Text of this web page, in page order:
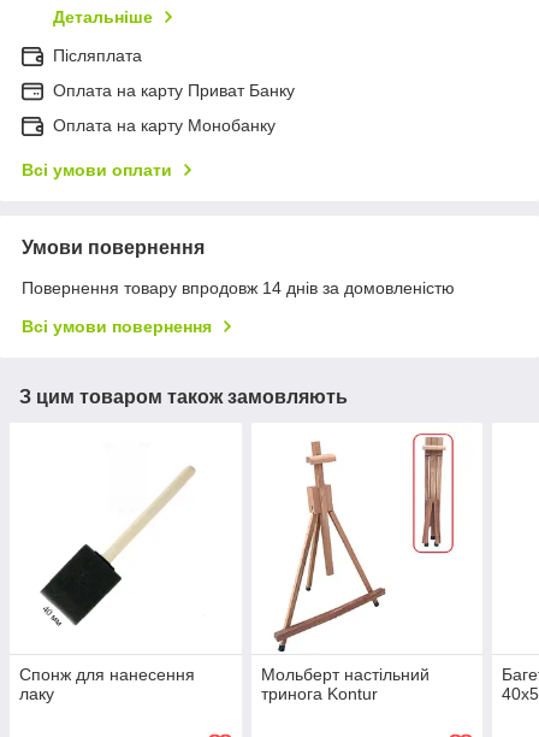
Детальніше
Післяплата
Оплата на карту Приват Банку
Оплата на карту Монобанку
Всі умови оплати
Умови повернення
Повернення товару впродовж 14 днів за домовленістю
Всі умови повернення
З цим товаром також замовляють
Спонж для нанесення
лаку
Мольберт настільний
тринога Kontur